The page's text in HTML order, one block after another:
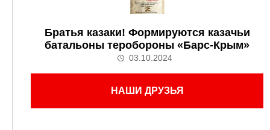
Братья казаки! Формируются казачьи
батальоны теробороны «Барс-Крым»
03.10.2024
НАШИ ДРУЗЬЯ